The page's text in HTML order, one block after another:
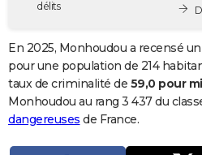
Carte de Noël
Carte Bonne année
Carte Saint-Valentin
Carte Pâques
Carte d'anniversaire
DICTIONNAIRE
Dictionnaire
Biographies
Citations
Expressions
Proverbes
PROGRAMME TV
COPAINS D'AVANT
S'inscrire
Se connecter
Lycées
Collèges
Primaires
Universités
Entreprises
Service militaire
Avis de recherche
AVIS DE DÉCÈS
délits
En 2025, Monhoudou a recensé
pour une population de 214
taux de criminalité de 59,0 pour
Monhoudou au rang 3 437 du
dangereuses de France.